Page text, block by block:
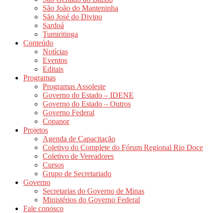
São João do Manteninha
São José do Divino
Sardoá
Tumiritinga
Conteúdo
Notícias
Eventos
Editais
Programas
Programas Assoleste
Governo do Estado – IDENE
Governo do Estado – Outros
Governo Federal
Copanor
Projetos
Agenda de Capacitação
Coletivo do Complete do Fórum Regional Rio Doce
Coletivo de Vereadores
Cursos
Grupo de Secretariado
Governo
Secretarias do Governo de Minas
Ministérios do Governo Federal
Fale conosco